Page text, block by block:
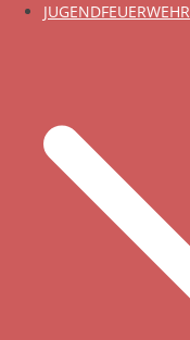
JUGENDFEUERWEHR